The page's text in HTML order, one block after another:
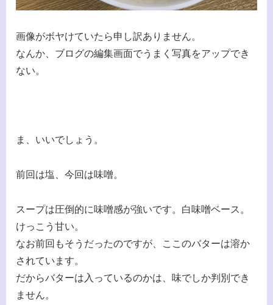
画像がボヤけていたら申し訳ありません。
なんか、ブログの編集画面でうまく写真をアップでき
ない。
ま、いいでしょう。
前回は塩、今回は味噌。
スープは圧倒的に味噌感が強いです。白味噌ベース。
けっこう甘い。
なお前回もそうだったのですが、ここのバターは溶か
されています。
だからバターは入っているのかは、味でしか判別でき
ません。